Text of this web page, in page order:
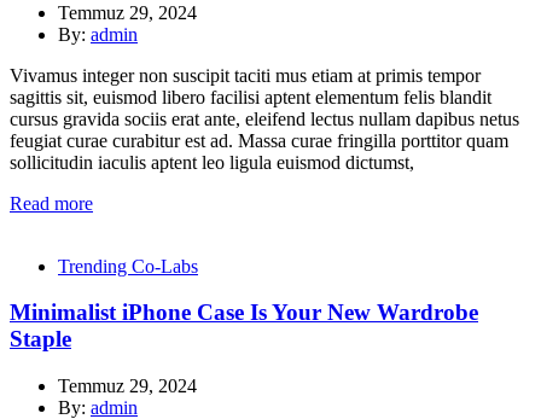
Temmuz 29, 2024
By: admin
Vivamus integer non suscipit taciti mus etiam at primis tempor
sagittis sit, euismod libero facilisi aptent elementum felis blandit
cursus gravida sociis erat ante, eleifend lectus nullam dapibus netus
feugiat curae curabitur est ad. Massa curae fringilla porttitor quam
sollicitudin iaculis aptent leo ligula euismod dictumst,
Read more
Trending Co-Labs
Minimalist iPhone Case Is Your New Wardrobe
Staple
Temmuz 29, 2024
By: admin